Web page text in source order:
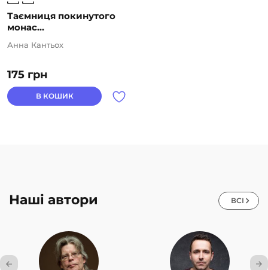
Таємниця покинутого
монас...
175 грн
Анна Кантьох
В КОШИК
Наші автори ВСІ